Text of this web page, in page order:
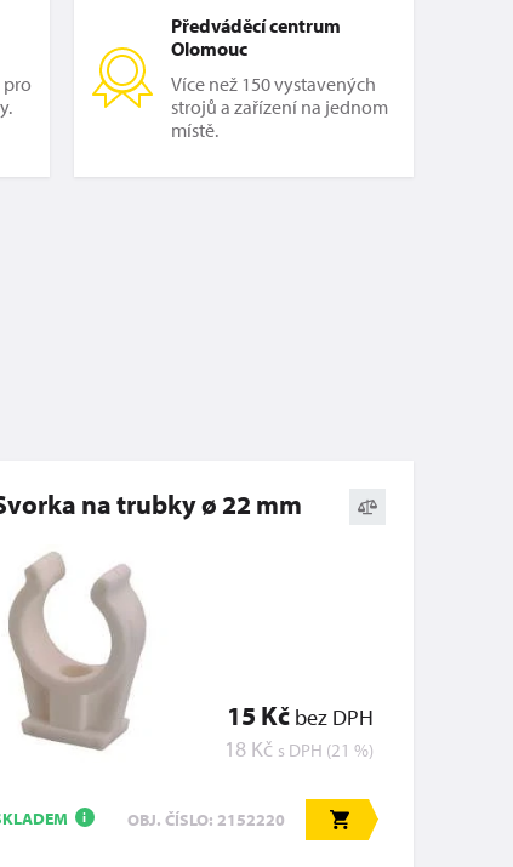
Předváděcí centrum
Olomouc
Více než 150 vystavených
strojů a zařízení na jednom
místě.
na trubky ø 22 mm
15 Kč bez DPH
18 Kč s DPH (21 %)
i OBJ. ČÍSLO: 2152220